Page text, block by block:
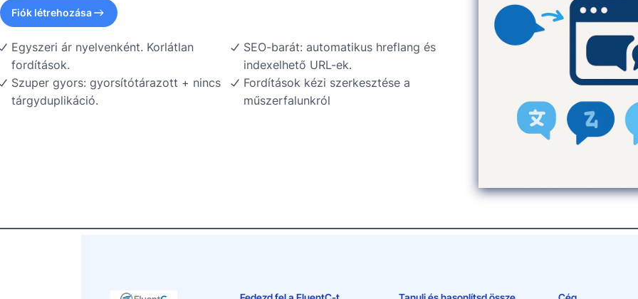
Fiók létrehozása
Egyszeri ár nyelvenként. Korlátlan
fordítások.
Szuper gyors: gyorsítótárazott + nincs
tárgyduplikáció.
SEO-barát: automatikus hreflang és
indexelhető URL-ek.
Fordítások kézi szerkesztése a
műszerfalunkról